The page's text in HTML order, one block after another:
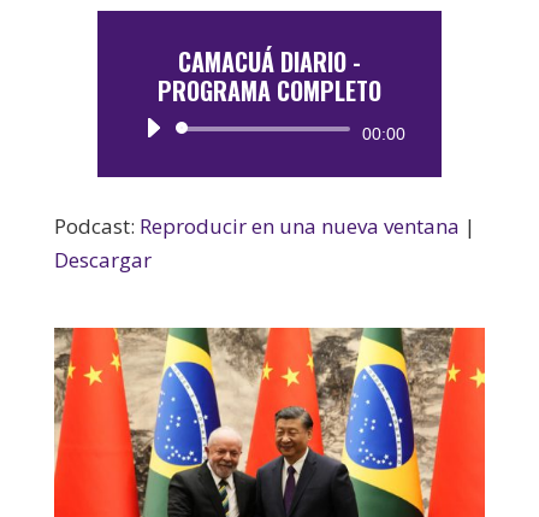
CAMACUÁ DIARIO -
PROGRAMA COMPLETO
Reproductor
00:00
Podcast: Reproducir en una nueva ventana |
Descargar